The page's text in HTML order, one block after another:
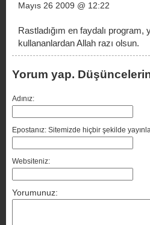
Mayıs 26 2009 @ 12:22
Rastladığım en faydalı
kullananlardan Allah razı olsun.
Yorum yap.
Adınız:
Epostanız: Sitemizde hiçbir şekilde
Websiteniz:
Yorumunuz: